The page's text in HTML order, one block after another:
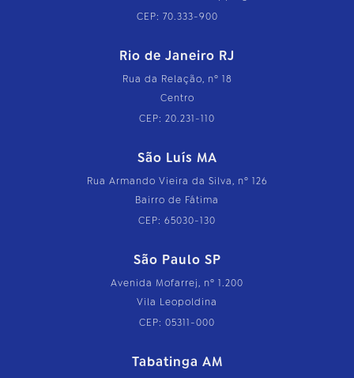
CEP: 70.333-900
Rio de Janeiro RJ
Rua da Relação, nº 18
Centro
CEP: 20.231-110
São Luís MA
Rua Armando Vieira da Silva, nº 126
Bairro de Fátima
CEP: 65030-130
São Paulo SP
Avenida Mofarrej, nº 1.200
Vila Leopoldina
CEP: 05311-000
Tabatinga AM